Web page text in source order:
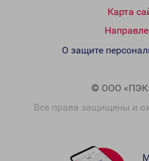
Карта
© ООО
Все права защищены и
О защите